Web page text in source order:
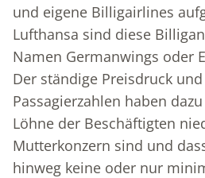
und eigene Billigairlines
Lufthansa sind diese
Namen Germanwings oder
Der ständige Preisdruck
Passagierzahlen haben
Löhne der Beschäftigten
Mutterkonzern sind und
hinweg keine oder nur